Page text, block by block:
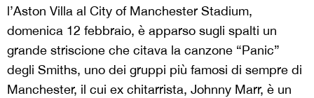
l’Aston Villa al City of Manchester Stadium,
domenica 12 febbraio, è apparso sugli spalti un
grande striscione che citava la canzone “Panic”
degli Smiths, uno dei gruppi più famosi di sempre di
Manchester, il cui ex chitarrista, Johnny Marr, è un